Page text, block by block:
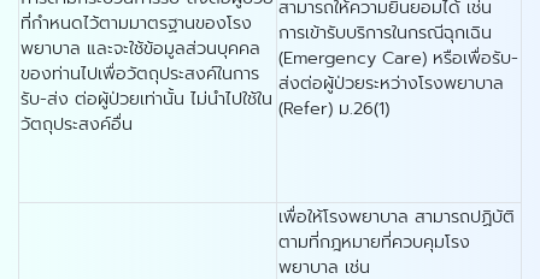
ที่กำหนดไว้ตามมาตรฐานของโรง
พยาบาล และจะใช้ข้อมูลส่วนบุคคล
ของท่านไปเพื่อวัตถุประสงค์ในการ
รับ-ส่ง ต่อผู้ป่วยเท่านั้น ไม่นำไปใช้ใน
วัตถุประสงค์อื่น
สามารถให้ความยินยอมได้ เช่น
การเข้ารับบริการในกรณีฉุกเฉิน
(Emergency Care) หรือเพื่อรับ-
ส่งต่อผู้ป่วยระหว่างโรงพยาบาล
(Refer) ม.26(1)
เพื่อให้โรงพยาบาล สามารถปฏิบัติ
ตามที่กฎหมายที่ควบคุมโรง
พยาบาล เช่น